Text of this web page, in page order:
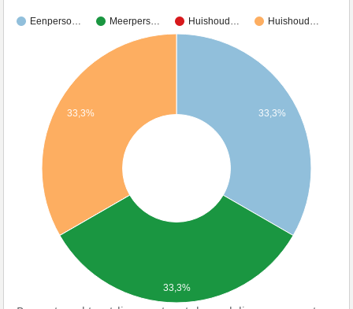
Eenperso… Meerpers… Huishoud… Huishoud…
33,3%
33,3%
33,3%